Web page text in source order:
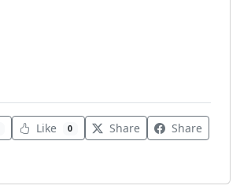
Like 0 Share
Share